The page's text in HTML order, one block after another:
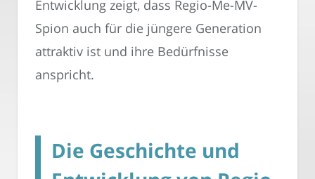
Entwicklung zeigt, dass Regio-Me-MV-
Spion auch für die jüngere Generation
attraktiv ist und ihre Bedürfnisse
anspricht.
Die Geschichte und